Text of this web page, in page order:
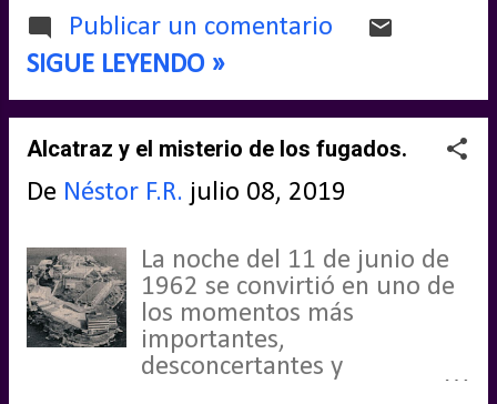
como “el hijo de Stephen
King”. Para ello los
productores de la serie
quisieron contar con uno de
los rostros más conocidos de
la pequeña y gran pantalla
en los últimos años como es
Zachary Quinto. Tras casi
ninguna recomendación de
series, hoy en día la vida
apenas me proporciona
tiempo para disfrutar de
series como antes, vuelvo
con una de esas entradas
Publicar un comentario
SIGUE LEYENDO »
Alcatraz y el misterio de los fugados.
De Néstor F.R. julio 08, 2019
La noche del 11 de junio de
1962 se convirtió en uno de
los momentos más
importantes,
desconcertantes y